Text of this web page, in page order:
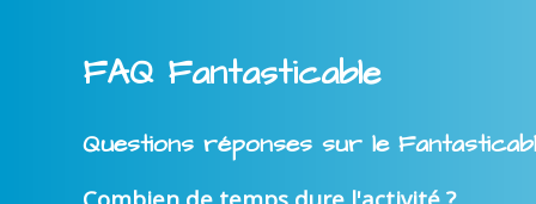
FAQ Fantasticable
Questions réponses sur le